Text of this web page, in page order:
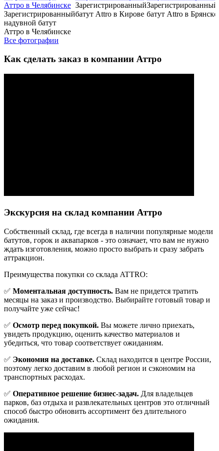
Зарегистрированный
надувной батут
Аттро в Челябинске
Зарегистрированный
батут Attro в Кирове
Зарегистрированный
батут Attro в Брянске
Все фотографии
Как сделать заказ в компании Аттро
Экскурсия на склад компании Аттро
Cобственный склад, где всегда в наличии популярные модели
батутов, горок и аквапарков - это означает, что вам не нужно
ждать изготовления, можно просто выбрать и сразу забрать
аттракцион.
Преимущества покупки со склада ATTRO:
✅ Моментальная доступность. Вам не придется тратить
месяцы на заказ и производство. Выбирайте готовый товар и
получайте уже сейчас!
✅ Осмотр перед покупкой. Вы можете лично приехать,
увидеть продукцию, оценить качество материалов и
убедиться, что товар соответствует ожиданиям.
✅ Экономия на доставке. Склад находится в центре России,
поэтому легко доставим в любой регион и сэкономим на
транспортных расходах.
✅ Оперативное решение бизнес-задач. Для владельцев
парков, баз отдыха и развлекательных центров это отличный
способ быстро обновить ассортимент без длительного
ожидания.